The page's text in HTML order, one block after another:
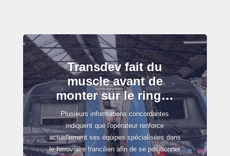
Transdev fait du
muscle avant de
monter sur le ring…
Plusieurs informations concordantes
indiquent que l'opérateur renforce
actuellement ses équipes spécialisées dans
le ferroviaire francilien afin de se positionner